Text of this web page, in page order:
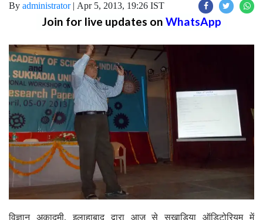
By administrator| Apr 5, 2013, 19:26 IST
Join for live updates on WhatsApp
विज्ञान अकादमी, इलाहाबाद द्वारा आज से सुखाडिया ऑडिटोरियम में